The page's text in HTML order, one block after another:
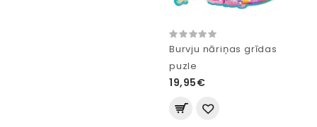
Burvju nāriņas grīdas
puzle
19,95€